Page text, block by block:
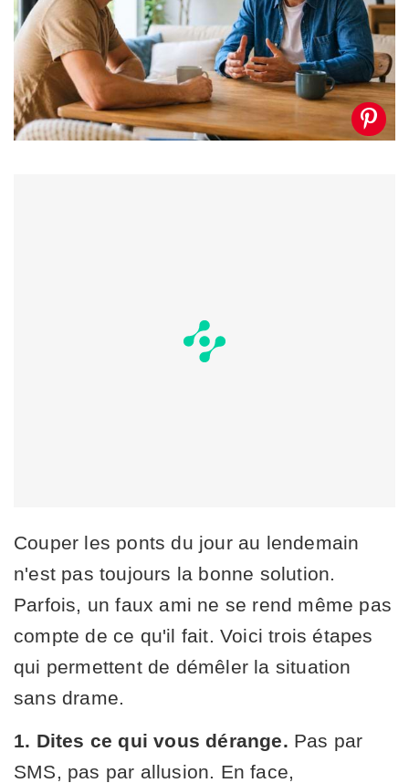
Couper les ponts du jour au lendemain
n'est pas toujours la bonne solution.
Parfois, un faux ami ne se rend même pas
compte de ce qu'il fait. Voici trois étapes
qui permettent de démêler la situation
sans drame.
1. Dites ce qui vous dérange. Pas par
SMS, pas par allusion. En face,